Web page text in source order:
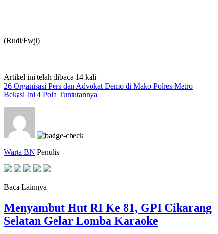
(Rudi/Fwji)
Artikel ini telah dibaca 14 kali
26 Organisasi Pers dan Advokat Demo di Mako Polres Metro
Bekasi Ini 4 Poin Tuntutannya
Warta BN Penulis
Baca Lainnya
Menyambut Hut RI Ke 81, GPI Cikarang
Selatan Gelar Lomba Karaoke